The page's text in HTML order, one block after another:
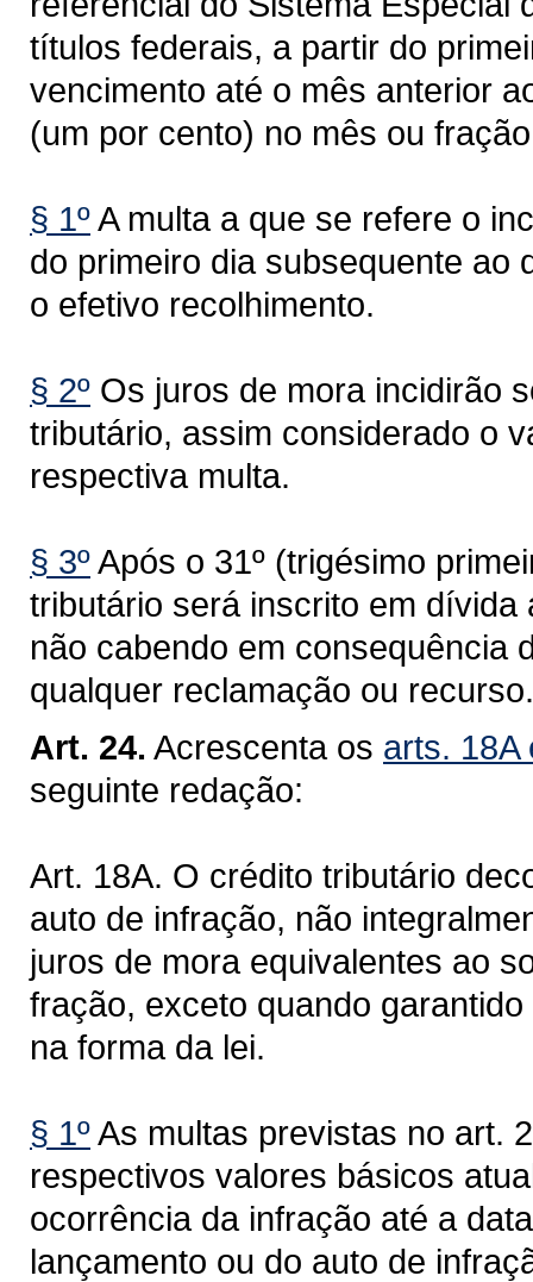
títulos federais, a partir do
vencimento até o mês anterior
(um por cento) no mês ou
§ 1ºA multa a que se refere o
do primeiro dia subsequente ao
o efetivo recolhimento.
§ 2º Os juros de mora incidirão
tributário, assim considerado o
respectiva multa.
§ 3ºApós o 31º (trigésimo
tributário será inscrito em
não cabendo em consequência
qualquer reclamação ou
Art. 24. Acrescenta os arts. 18A
seguinte redação:
Art. 18A. O crédito tributário
auto de infração, não
juros de mora equivalentes ao
fração, exceto quando
na forma da lei.
§ 1ºAs multas previstas no art.
respectivos valores básicos
ocorrência da infração até a
lançamento ou do auto de